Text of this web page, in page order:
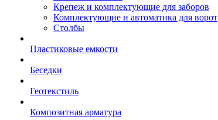
Крепеж и комплектующие для заборов
Комплектующие и автоматика для ворот
Столбы
Пластиковые емкости
Беседки
Геотекстиль
Композитная арматура